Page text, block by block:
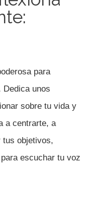
para
Dedica unos
sobre tu vida y
a centrarte, a
tus objetivos,
escuchar tu voz